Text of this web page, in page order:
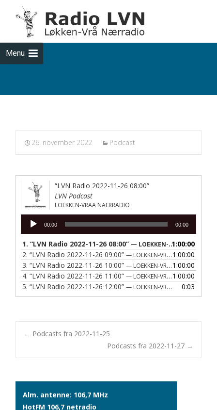
Menu
Podcasts fra 2022-11-26
26. november 2022 Podcast
“LVN Radio 2022-11-26 08:00”
LVN Podcast
LOEKKEN-VRAA NAERRADIO
Lydafspiller
00:00 00:00
1. “LVN Radio 2022-11-26 08:00” — LOEKKEN-VRAA NAERRADIO 1:00:00
2. “LVN Radio 2022-11-26 09:00” — LOEKKEN-VRAA NAERRADIO
1:00:00
3. “LVN Radio 2022-11-26 10:00” — LOEKKEN-VRAA NAERRADIO
1:00:00
4. “LVN Radio 2022-11-26 11:00” — LOEKKEN-VRAA NAERRADIO
1:00:00
5. “LVN Radio 2022-11-26 12:00” — LOEKKEN-VRAA NAERRADIO 0:03
Post
← Podcasts fra 2022-11-25
Podcasts fra 2022-11-27 →
Alm. antenne: 106,7 MHz
HotFM 106,7 netradio